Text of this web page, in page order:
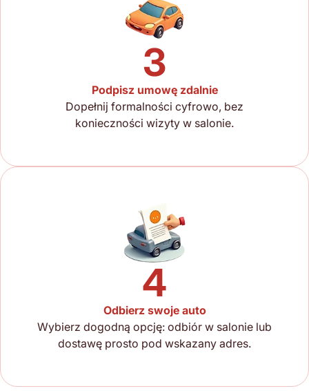
3
Podpisz umowę zdalnie
Dopełnij formalności cyfrowo, bez
konieczności wizyty w salonie.
4
Odbierz swoje auto
Wybierz dogodną opcję: odbiór w salonie lub
dostawę prosto pod wskazany adres.